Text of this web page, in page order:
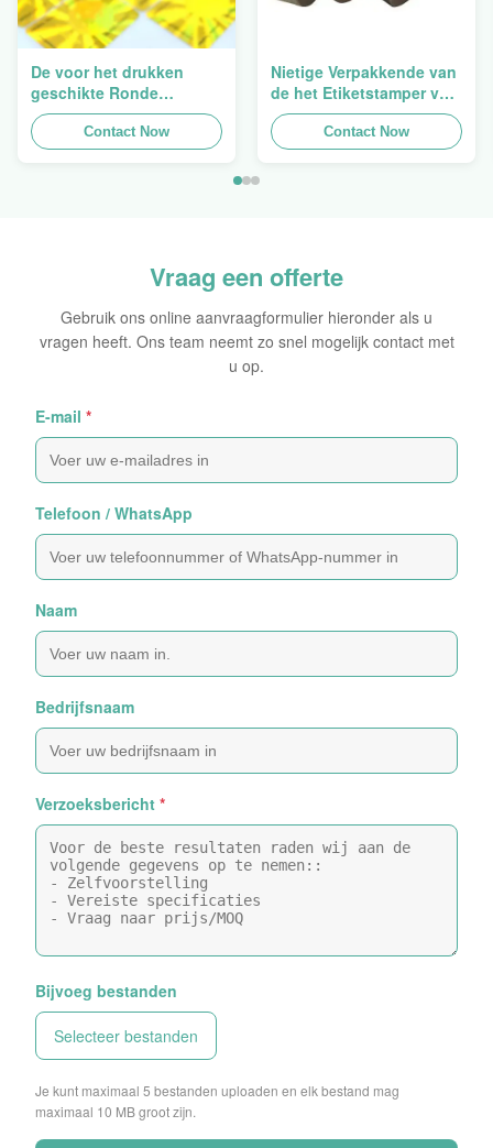
De voor het drukken
geschikte Ronde
Verpakkende
Holografische
Zelfklevende Bladen van
Contact Now
Nietige Verpakkende van
de het Etiketstamper van
de Hologramveiligheid
Duidelijke het
Hologramsticker Logo
Contact Now
Vraag een offerte
Gebruik ons online aanvraagformulier hieronder als u
vragen heeft. Ons team neemt zo snel mogelijk contact met
u op.
E-mail *
Telefoon / WhatsApp
Naam
Bedrijfsnaam
Verzoeksbericht *
Bijvoeg bestanden
Selecteer bestanden
Je kunt maximaal 5 bestanden uploaden en elk bestand mag
maximaal 10 MB groot zijn.